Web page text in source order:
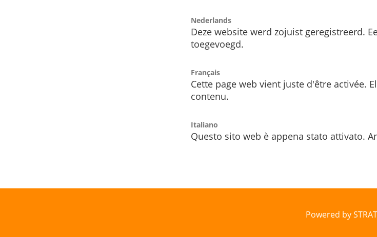
Nederlands
Deze website werd zojuist geregistreerd.
toegevoegd.
Français
Cette page web vient juste d'être activée.
contenu.
Italiano
Questo sito web è appena stato attivato.
Powered by